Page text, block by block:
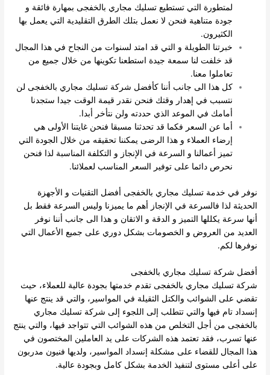
لمتطورة التي تستطيع تسليك مجاري بالخفجى بمهارة فائقة و
جودة متناهية فنحن لا نعمل بتلك الطرق التقليدية التي يعمل بها
الكثيرون.
خبرتنا الطويلة و التي قد امتد لسنوات من النجاح في هذا المجال
قد خلفت لنا سمعة جيدة استطعنا تكوينها من خلال جميع من
تعاملوا معنا.
كل هذا الى جانب أننا كأفضل شركة تسليك مجاري بالخفجى لن
نتسبب في إهدار وقتك فنحن نقدر قيمة الوقت جيدا ستجدنا
أمامك في الموعد الذي حددته ولن نتأخر أبدا.
أما عن السعر فكما قد تحدثنا مسبقا فنحن غايتنا الأولى هي
إرضاء العملاء و هذا الرضى يمكننا تحقيقه من خلال الجودة التي
تميز أعمالنا و السرعة في الإنجاز و التكلفة المناسبة لذا فنحن
نحرص دائما على توفير السعر المناسب لعملائنا.
نوفر في خدمة تسليك مجاري بالخفجى أفضل التقنيات و الأجهزة
الحديثة لذا فالسرعة في الإنجاز أهم ما يميزنا وليس السرعة فقط بل
أنها سرعة يكللها التميز و الدقة و الاتقان و هذا الى جانب أننا نوفر
العديد من العروض و الخصومات بشكل دوري على جميع الأعمال التي
نوفرها لكم.
أفضل شركة تسليك مجاري بالخفجى
شركة تسليك مجاري بالخفجى تقدم خدمتها بجودة عالية للعملاء، حيث
تقضي على الشوائب والكتل الثقيلة في المواسير، والتي قد ينتج عنها
إنسداد تام فيها والتي تتطلب إلى اللجوء إلى شركة تسليك مجاري
بالخفجى من أجل التخلص من هذه الشوائب التي تتواجد فيها، والتي ينتج
عنها تسرب، فقد تعتمد هذه الشركات على يد العاملين المختصون في
هذا المجال للقضاء على مشكلة إنسداد المواسير، ولديها فنيون مدربون
على أعلى مستوى لتنفيذ الخدمة بشكل كامل وبجودة عالية.